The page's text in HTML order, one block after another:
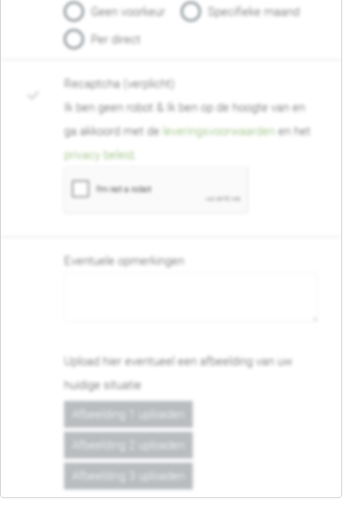
Geen voorkeur
Specifieke maand
Per direct
Recaptcha (verplicht)
Ik ben geen robot & Ik ben op de hoogte van en
ga akkoord met de leveringsvoorwaarden en het
privacy beleid
Eventuele opmerkingen
Upload hier eventueel een afbeelding van uw
huidige situatie